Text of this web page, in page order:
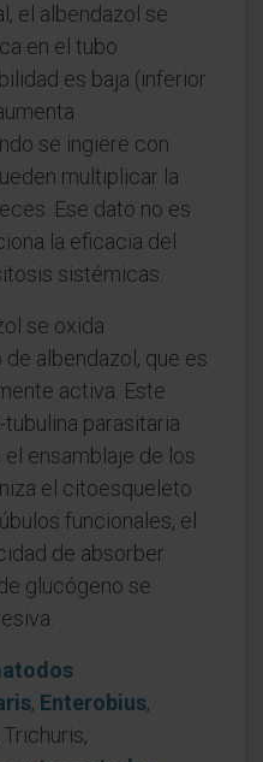
el albendazol se
en el tubo
es baja (inferior
se ingiere con
multiplicar la
Ese dato no es
la eficacia del
sistémicas.
se oxida
albendazol, que es
activa. Este
parasitaria
ensamblaje de los
el citoesqueleto
funcionales, el
de absorber
glucógeno se
, Enterobius,